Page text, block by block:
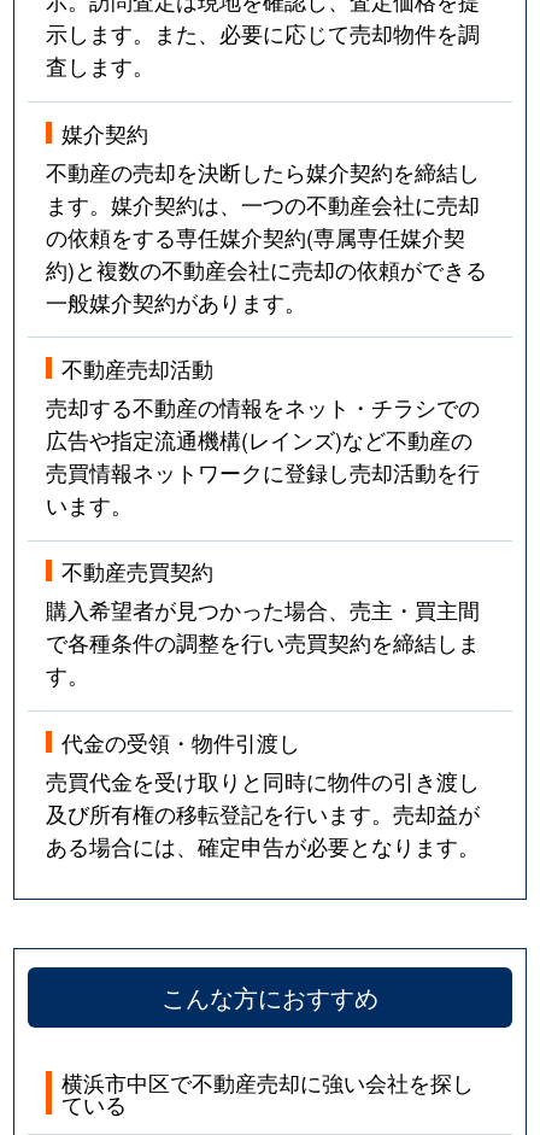
示します。また、必要に応じて売却物件を調
査します。
媒介契約
不動産の売却を決断したら媒介契約を締結し
ます。媒介契約は、一つの不動産会社に売却
の依頼をする専任媒介契約(専属専任媒介契
約)と複数の不動産会社に売却の依頼ができる
一般媒介契約があります。
不動産売却活動
売却する不動産の情報をネット・チラシでの
広告や指定流通機構(レインズ)など不動産の
売買情報ネットワークに登録し売却活動を行
います。
不動産売買契約
購入希望者が見つかった場合、売主・買主間
で各種条件の調整を行い売買契約を締結しま
す。
代金の受領・物件引渡し
売買代金を受け取りと同時に物件の引き渡し
及び所有権の移転登記を行います。売却益が
ある場合には、確定申告が必要となります。
こんな方におすすめ
横浜市中区で不動産売却に強い会社を探し
ている